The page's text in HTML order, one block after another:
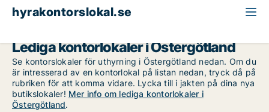
hyrakontorslokal.se
Lediga kontorlokaler i Östergötland
Se kontorslokaler för uthyrning i Östergötland nedan. Om du
är intresserad av en kontorlokal på listan nedan, tryck då på
rubriken för att komma vidare. Lycka till i jakten på dina nya
butikslokaler! Mer info om lediga kontorlokaler i
Östergötland.